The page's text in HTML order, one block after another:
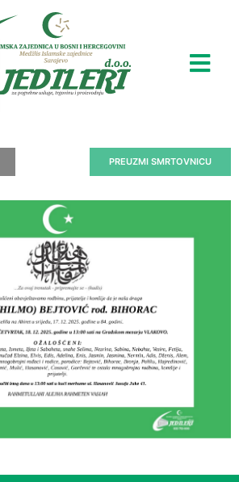
PREUZMI SMRTOVNICU